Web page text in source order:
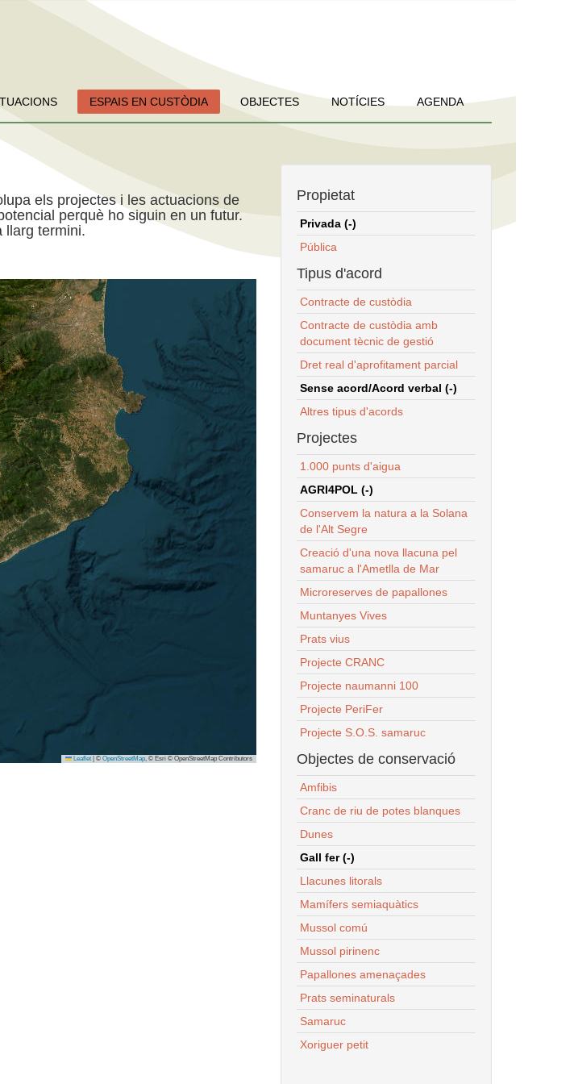
ESPAIS EN CUSTÒDIA OBJECTES NOTÍCIES AGENDA
els projectes i les actuacions de
perquè ho siguin en un futur.
llarg termini.
Leaflet © OpenStreetMap, © Esri © OpenStreetMap Contributors
Propietat
Privada (-)
Pública
Tipus d'acord
Contracte de custòdia
Contracte de custòdia amb
document tècnic de gestió
Dret real d'aprofitament parcial
Sense acord/Acord verbal (-)
Altres tipus d'acords
Projectes
1.000 punts d'aigua
AGRI4POL (-)
Conservem la natura a la Solana
de l'Alt Segre
Creació d'una nova llacuna pel
samaruc a l'Ametlla de Mar
Microreserves de papallones
Muntanyes Vives
Prats vius
Projecte CRANC
Projecte naumanni 100
Projecte PeriFer
Projecte S.O.S. samaruc
Objectes de conservació
Amfibis
Cranc de riu de potes blanques
Dunes
Gall fer (-)
Llacunes litorals
Mamífers semiaquàtics
Mussol comú
Mussol pirinenc
Papallones amenaçades
Prats seminaturals
Samaruc
Xoriguer petit